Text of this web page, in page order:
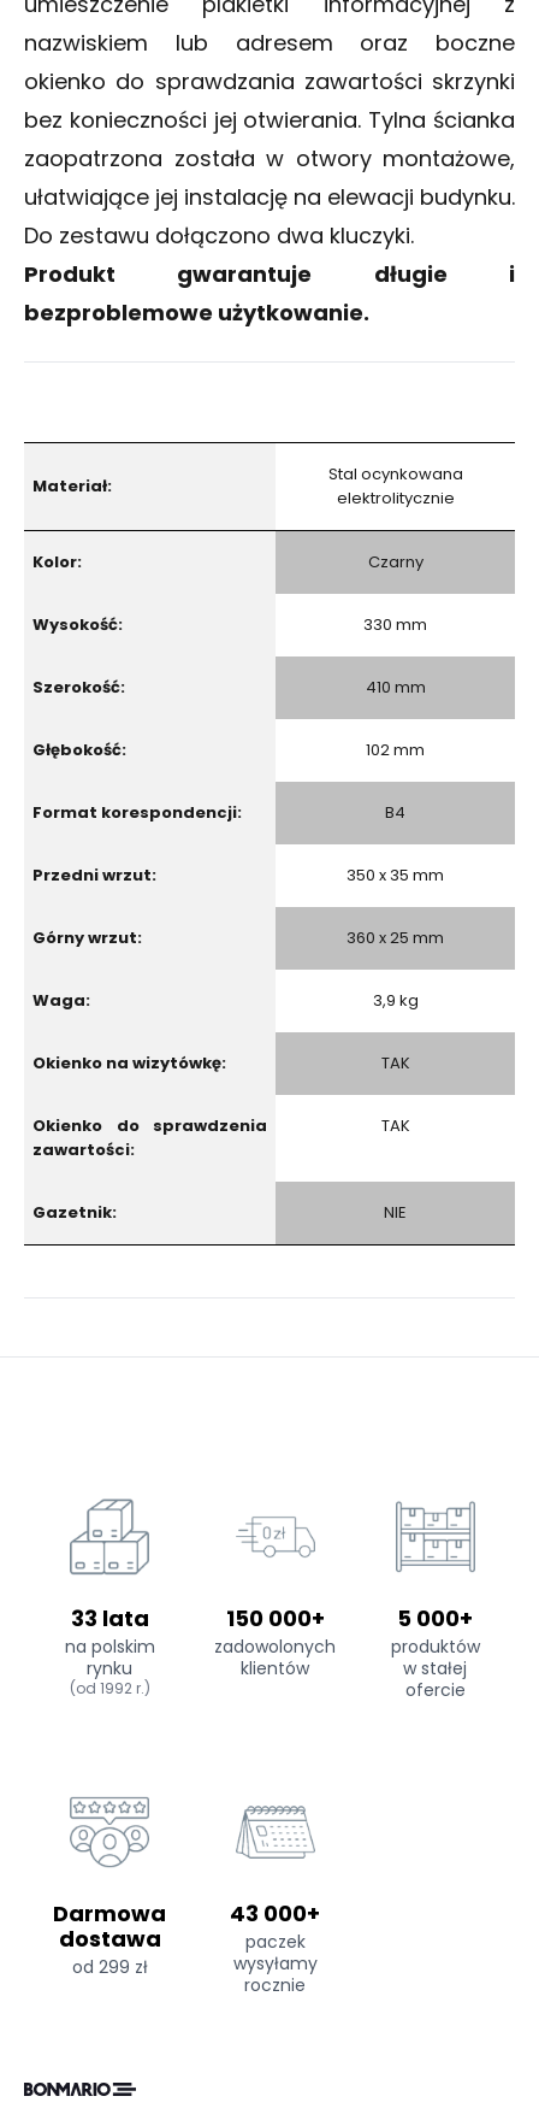
nazwiskiem lub adresem oraz boczne
okienko do sprawdzania zawartości skrzynki
bez konieczności jej otwierania. Tylna ścianka
zaopatrzona została w otwory montażowe,
ułatwiające jej instalację na elewacji budynku.
Do zestawu dołączono dwa kluczyki.
Produkt gwarantuje długie i
bezproblemowe użytkowanie.
Materiał:
Stal ocynkowana
elektrolitycznie
Kolor: Czarny
Wysokość: 330 mm
Szerokość: 410 mm
Głębokość: 102 mm
Format korespondencji: B4
Przedni wrzut: 350 x 35 mm
Górny wrzut: 360 x 25 mm
Waga: 3,9 kg
Okienko na wizytówkę: TAK
Okienko do sprawdzenia
zawartości:
TAK
Gazetnik: NIE
33 lata
na polskim
rynku
(od 1992 r.)
150 000+
zadowolonych
klientów
5 000+
produktów
w stałej
ofercie
Darmowa
dostawa
od 299 zł
43 000+
paczek
wysyłamy
rocznie